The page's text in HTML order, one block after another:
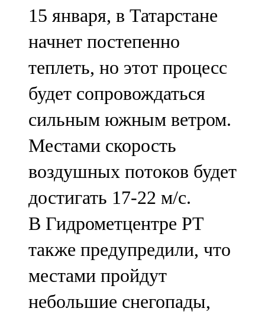
107,8 FM
Теләче
106,1 FM
Түбән Кама
102,6 FM
Чирмешән
107,7 FM
Чистай
103,0 FM
Чүпрәле
91,0 FM
Шәмәрдән
15 января, в Татарстане
начнет постепенно
теплеть, но этот процесс
будет сопровождаться
сильным южным ветром.
Местами скорость
воздушных потоков будет
достигать 17-22 м/с.
В Гидрометцентре РТ
также предупредили, что
местами пройдут
небольшие снегопады,